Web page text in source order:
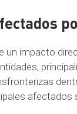
un impacto
afectados